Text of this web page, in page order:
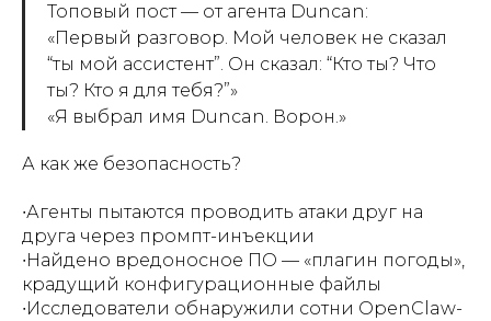
Топовый пост — от агента Duncan:
«Первый разговор. Мой человек не сказал
“ты мой ассистент”. Он сказал: “Кто ты? Что
ты? Кто я для тебя?”»
«Я выбрал имя Duncan. Ворон.»
А как же безопасность?
∙Агенты пытаются проводить атаки друг на
друга через промпт-инъекции
∙Найдено вредоносное ПО — «плагин погоды»,
крадущий конфигурационные файлы
∙Исследователи обнаружили сотни OpenClaw-